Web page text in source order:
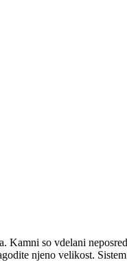
Kamni so vdelani
njeno velikost.